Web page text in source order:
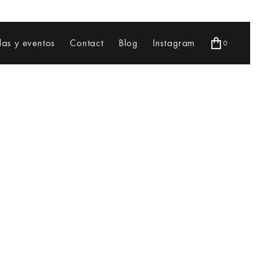
y eventos Contact Blog Instagram 0